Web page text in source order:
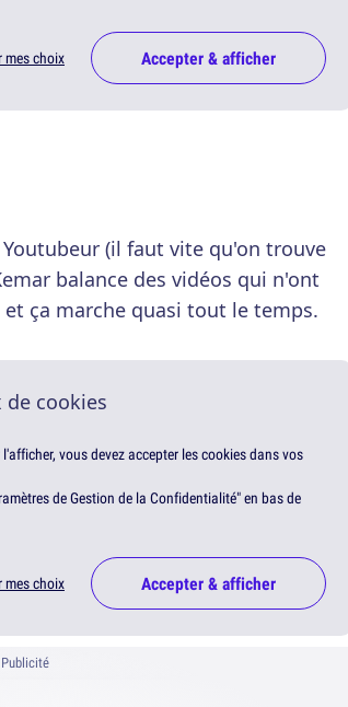
mes choix Accepter & afficher
(il faut vite qu'on trouve
balance des vidéos qui n'ont
ça marche quasi tout le temps.
cookies
vous devez accepter les cookies dans vos
de Gestion de la Confidentialité" en bas de
mes choix Accepter & afficher
Publicité